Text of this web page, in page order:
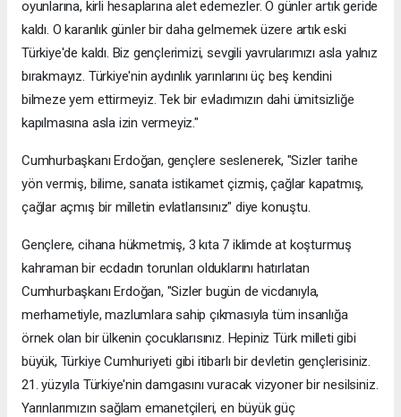
oyunlarına, kirli hesaplarına alet edemezler. O günler artık geride
kaldı. O karanlık günler bir daha gelmemek üzere artık eski
Türkiye'de kaldı. Biz gençlerimizi, sevgili yavrularımızı asla yalnız
bırakmayız. Türkiye'nin aydınlık yarınlarını üç beş kendini
bilmeze yem ettirmeyiz. Tek bir evladımızın dahi ümitsizliğe
kapılmasına asla izin vermeyiz."
Cumhurbaşkanı Erdoğan, gençlere seslenerek, "Sizler tarihe
yön vermiş, bilime, sanata istikamet çizmiş, çağlar kapatmış,
çağlar açmış bir milletin evlatlarısınız" diye konuştu.
Gençlere, cihana hükmetmiş, 3 kıta 7 iklimde at koşturmuş
kahraman bir ecdadın torunları olduklarını hatırlatan
Cumhurbaşkanı Erdoğan, "Sizler bugün de vicdanıyla,
merhametiyle, mazlumlara sahip çıkmasıyla tüm insanlığa
örnek olan bir ülkenin çocuklarısınız. Hepiniz Türk milleti gibi
büyük, Türkiye Cumhuriyeti gibi itibarlı bir devletin gençlerisiniz.
21. yüzyıla Türkiye'nin damgasını vuracak vizyoner bir nesilsiniz.
Yarınlarımızın sağlam emanetçileri, en büyük güç